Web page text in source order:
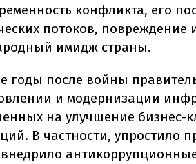
конфликта, его
потоков,
имидж страны.
годы после войны
и модернизации
на улучшение бизнес-
В частности, упростило